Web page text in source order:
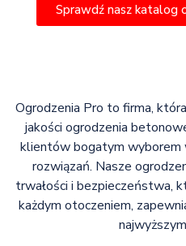
Sprawdź nasz katalog
Ogrodzenia Pro to firma,
jakości ogrodzenia
klientów bogatym wyborem
rozwiązań. Nasze
trwałości i bezpieczeństwa,
każdym otoczeniem,